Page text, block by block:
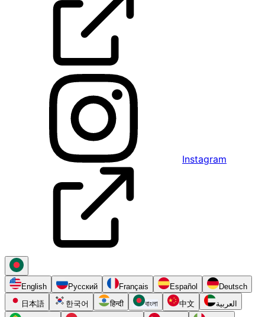
Instagram
English Русский Français Español
Deutsch
日本語
한국어 हिन्दी বাংলা 中文 العربية